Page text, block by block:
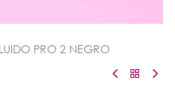
PRO 2 NEGRO